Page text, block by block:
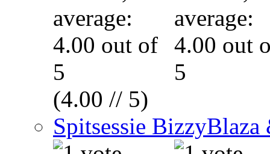
(4.00 // 5)
Spitsessie